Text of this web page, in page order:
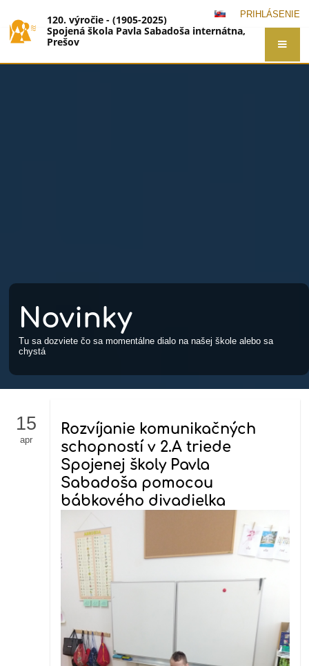
PRIHLÁSENIE
120. výročie - (1905-2025)
Spojená škola Pavla Sabadoša internátna,
Prešov
Novinky
Tu sa dozviete čo sa momentálne dialo na našej škole alebo sa
chystá
15
apr
Rozvíjanie komunikačných
schopností v 2.A triede
Spojenej školy Pavla
Sabadoša pomocou
bábkového divadielka